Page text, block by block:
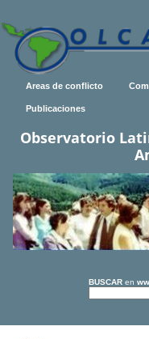
Areas de conflicto
Publicaciones
Observatorio
BUSCAR en